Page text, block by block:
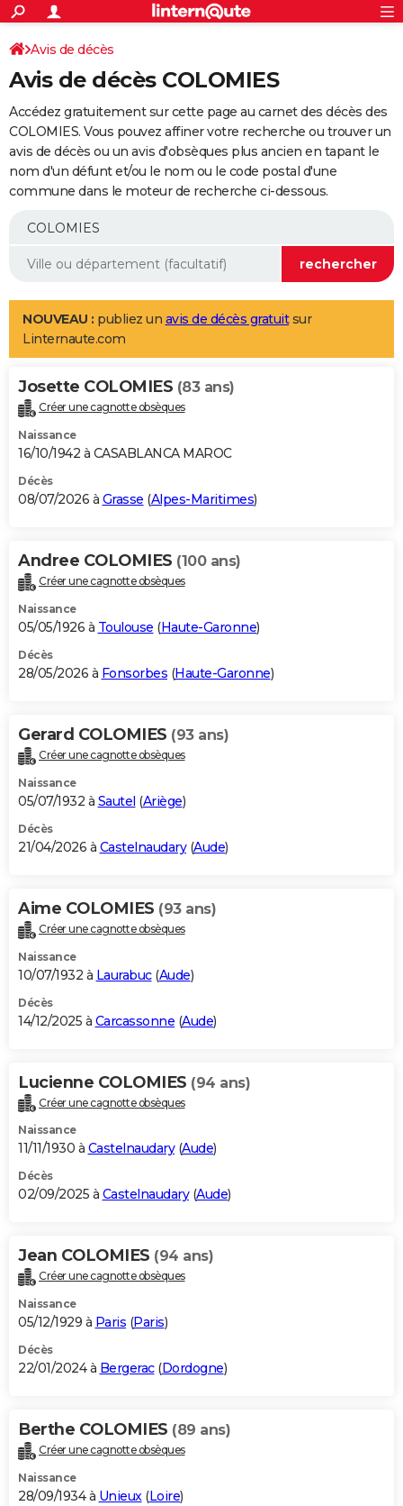
ACTUALITÉS
Politique
Société
Faits Divers
Education
Monde
Villes
+
SPORT
Coupe du monde 2026
Football
Tennis
Cyclisme
Rugby
Forum
Programme TV
TNT
Streaming
Cinéma
Sorties cinéma
Musique
+
FINANCE
Retraite
Epargne
Immobilier
Risques naturels par ville
Banque
Assurance
AUTO
Essais
Réserver un essai
Citadines
Berlines
SUV
Forum auto
+
Mobiles
Meilleur smartphone
Internet
Ordinateurs
Jeux vidéo
Guide high-tech
Aménagement intérieur
LIFESTYLE
Art de vivre
Bien-être
Loisirs
Mode
Modes de vie
Alimentation
Guide de la santé
Maladies
Médicaments
Sommeil
VOYAGE
Destinations
City break
Voyage nature
Voyage de noces
Forum
Climat
+PHOTO
GUIDES D'ACHAT
BONS PLANS
Carte de Noël
Carte Bonne année
Carte Saint-Valentin
Carte Pâques
Carte d'anniversaire
DICTIONNAIRE
Dictionnaire
Biographies
Citations
Expressions
Proverbes
PROGRAMME TV
S'inscrire
Se connecter
Lycées
Collèges
Primaires
Universités
Entreprises
Service militaire
Avis de recherche
AVIS DE DÉCÈS
Bricolage
Lifestyle
Culture
Sport
Auto
Television
Voyage
Cinema
Avis de décès
Avis de décès COLOMIES
Accédez gratuitement sur cette page au carnet des décès des
COLOMIES. Vous pouvez affiner votre recherche ou trouver un
avis de décès ou un avis d'obsèques plus ancien en tapant le
nom d'un défunt et/ou le nom ou le code postal d'une
commune dans le moteur de recherche ci-dessous.
NOUVEAU : publiez un avis de décès gratuitsur
Linternaute.com
Josette COLOMIES (83 ans)
Créer une cagnotte obsèques
Naissance
16/10/1942 à CASABLANCA MAROC
Décès
08/07/2026 à Grasse (Alpes-Maritimes)
Andree COLOMIES (100 ans)
Créer une cagnotte obsèques
Naissance
05/05/1926 à Toulouse (Haute-Garonne)
Décès
28/05/2026 à Fonsorbes (Haute-Garonne)
Gerard COLOMIES (93 ans)
Créer une cagnotte obsèques
Naissance
05/07/1932 à Sautel (Ariège)
Décès
21/04/2026 à Castelnaudary(Aude)
Aime COLOMIES (93 ans)
Créer une cagnotte obsèques
Naissance
10/07/1932 à Laurabuc(Aude)
Décès
14/12/2025 à Carcassonne (Aude)
Lucienne COLOMIES (94 ans)
Créer une cagnotte obsèques
Naissance
11/11/1930 à Castelnaudary(Aude)
Décès
02/09/2025 à Castelnaudary(Aude)
Jean COLOMIES (94 ans)
Créer une cagnotte obsèques
Naissance
05/12/1929 à Paris (Paris)
Décès
22/01/2024 à Bergerac(Dordogne)
Berthe COLOMIES (89 ans)
Créer une cagnotte obsèques
Naissance
28/09/1934 à Unieux(Loire)